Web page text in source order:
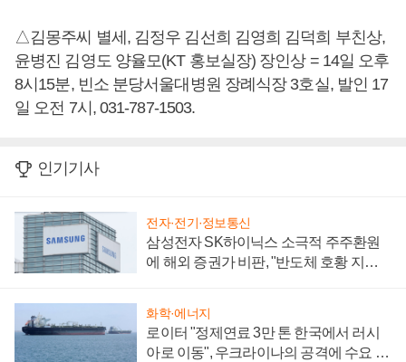
△김몽주씨 별세, 김정우 김선희 김영희 김덕희 부친상,
윤병진 김영도 양율모(KT 홍보실장) 장인상 = 14일 오후
8시15분, 빈소 분당서울대병원 장례식장 3호실, 발인 17
일 오전 7시, 031-787-1503.
인기기사
전자·전기·정보통신
삼성전자 SK하이닉스 소극적 주주환원
에 해외 증권가 비판, "반도체 호황 지속
화학·에너지
로이터 "정제연료 3만 톤 한국에서 러시
아로 이동", 우크라이나의 공격에 수요 늘